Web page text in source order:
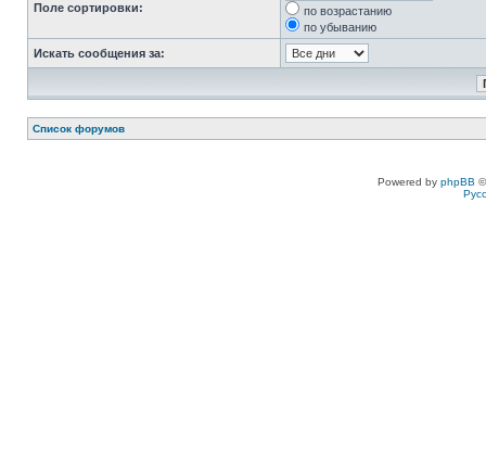
Поле сортировки:
по возрастанию
по убыванию
Искать сообщения за:
Список форумов
Powered by phpBB